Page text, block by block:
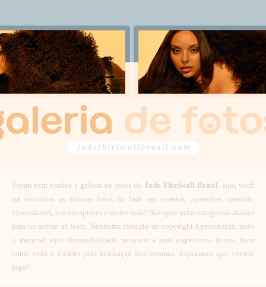
Sejam bem vindos a galeria de fotos do Jade Thirlwall Brasil, aqui você
irá encontrar as últimas fotos da Jade em eventos, aparições, candids,
photoshoots, screencaptures e muito mais! Navegue pelas categorias abaixo
para ter acesso as fotos. Nenhuma infração de copyright é pretendida, todo
o material aqui disponibilizado pertence a seus respectivos donos, bem
como todo o crédito pela utilização dos mesmos. Esperamos que voltem
logo!